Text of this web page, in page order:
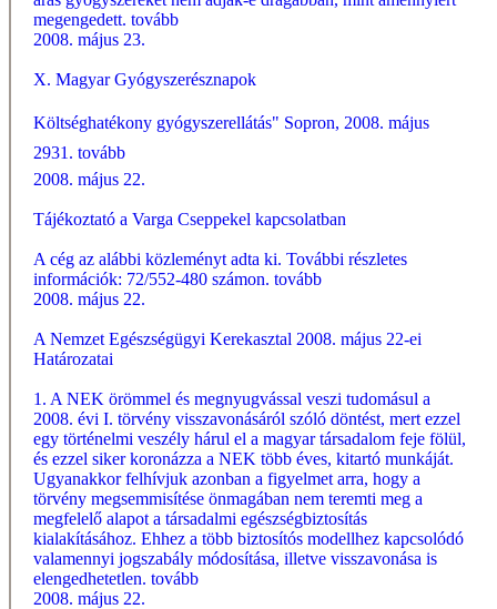
megengedett. tovább
2008. május 23.
X. Magyar Gyógyszerésznapok
Költséghatékony gyógyszerellátás" Sopron, 2008. május
2931. tovább
2008. május 22.
Tájékoztató a Varga Cseppekel kapcsolatban
A cég az alábbi közleményt adta ki. További részletes
információk: 72/552-480 számon. tovább
2008. május 22.
A Nemzet Egészségügyi Kerekasztal 2008. május 22-ei
Határozatai
1. A NEK örömmel és megnyugvással veszi tudomásul a
2008. évi I. törvény visszavonásáról szóló döntést, mert ezzel
egy történelmi veszély hárul el a magyar társadalom feje fölül,
és ezzel siker koronázza a NEK több éves, kitartó munkáját.
Ugyanakkor felhívjuk azonban a figyelmet arra, hogy a
törvény megsemmisítése önmagában nem teremti meg a
megfelelő alapot a társadalmi egészségbiztosítás
kialakításához. Ehhez a több biztosítós modellhez kapcsolódó
valamennyi jogszabály módosítása, illetve visszavonása is
elengedhetetlen. tovább
2008. május 22.